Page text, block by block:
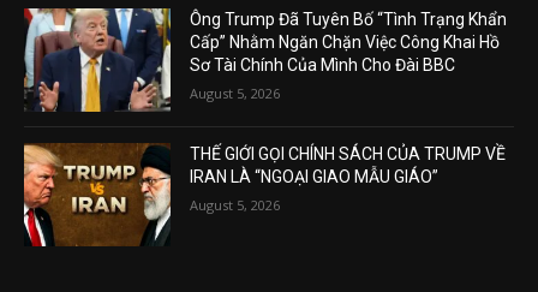
Ông Trump Đã Tuyên Bố “Tình Trạng Khẩn
Cấp” Nhằm Ngăn Chặn Việc Công Khai Hồ
Sơ Tài Chính Của Mình Cho Đài BBC
August 5, 2026
THẾ GIỚI GỌI CHÍNH SÁCH CỦA TRUMP VỀ
IRAN LÀ “NGOẠI GIAO MẪU GIÁO”
August 5, 2026